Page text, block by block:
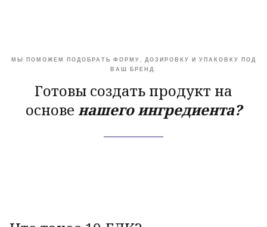
МЫ ПОМОЖЕМ ПОДОБРАТЬ ФОРМУ, ДОЗИРОВКУ И УПАКОВКУ ПОД
ВАШ БРЕНД.
Готовы создать продукт на
основе нашего ингредиента?